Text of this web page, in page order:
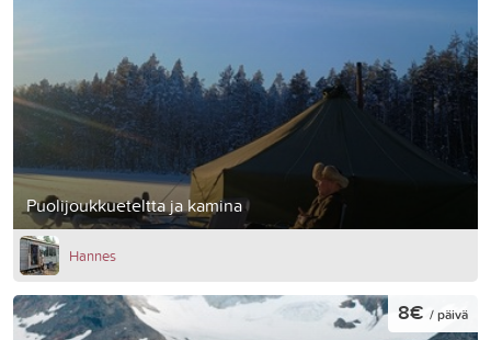
Puolijoukkueteltta ja kamina
Hannes
8€ / päivä